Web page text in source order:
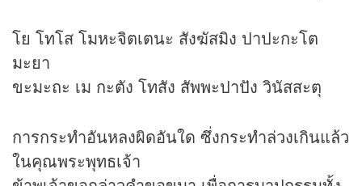
โย โทโส โมหะจิตเตนะ สังฆัสมิง ปาปะกะโต
มะยา
ขะมะถะ เม กะตัง โทสัง สัพพะปาปัง วินัสสะตุ
การกระทำอันหลงผิดอันใด ซึ่งกระทำล่วงเกินแล้ว
ในคุณพระพุทธเจ้า